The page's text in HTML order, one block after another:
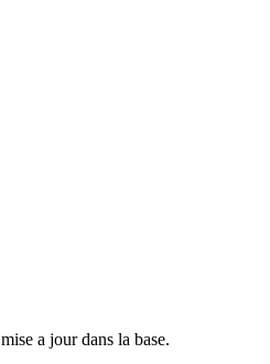
a jour dans la base.